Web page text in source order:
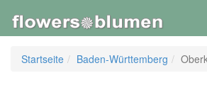
Startseite
Baden-Württemberg